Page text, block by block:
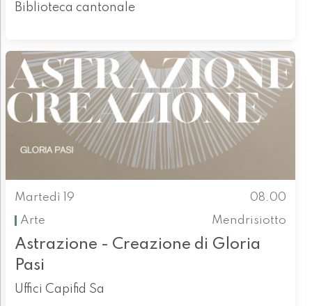
Biblioteca cantonale
Martedì 19
08.00
Arte
Mendrisiotto
Astrazione - Creazione di Gloria
Pasi
Uffici Capifid Sa